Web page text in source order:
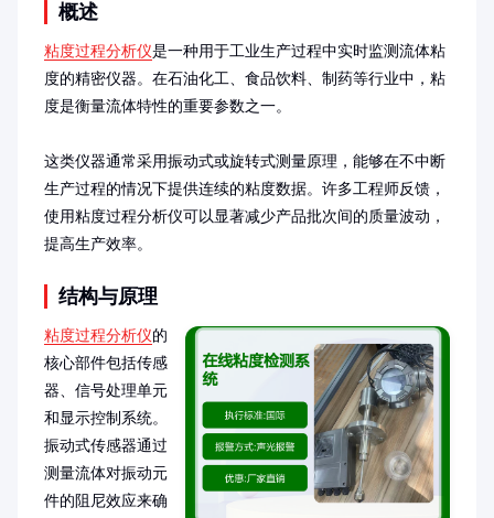
概述
粘度过程分析仪是一种用于工业生产过程中实时监测流体粘
度的精密仪器。在石油化工、食品饮料、制药等行业中，粘
度是衡量流体特性的重要参数之一。
这类仪器通常采用振动式或旋转式测量原理，能够在不中断
生产过程的情况下提供连续的粘度数据。许多工程师反馈，
使用粘度过程分析仪可以显著减少产品批次间的质量波动，
提高生产效率。
结构与原理
粘度过程分析仪的
核心部件包括传感
器、信号处理单元
和显示控制系统。
振动式传感器通过
测量流体对振动元
件的阻尼效应来确